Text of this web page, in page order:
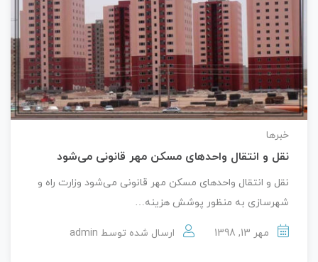
خبرها
نقل و انتقال واحدهای مسکن مهر قانونی می‌شود
نقل و انتقال واحدهای مسکن مهر قانونی می‌شود وزارت راه و
شهرسازی به منظور پوشش هزینه…
مهر 13, 1398 ارسال شده توسط admin